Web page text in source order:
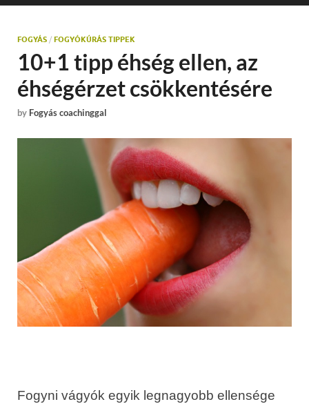
FOGYÁS / FOGYÓKÚRÁS TIPPEK
10+1 tipp éhség ellen, az
éhségérzet csökkentésére
by Fogyás coachinggal
Fogyni vágyók egyik legnagyobb ellensége